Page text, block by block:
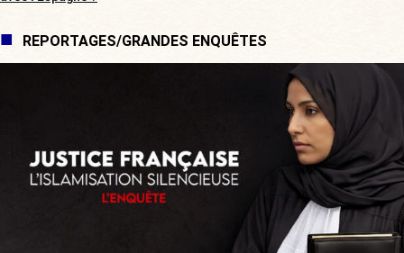
REPORTAGES/GRANDES ENQUÊTES